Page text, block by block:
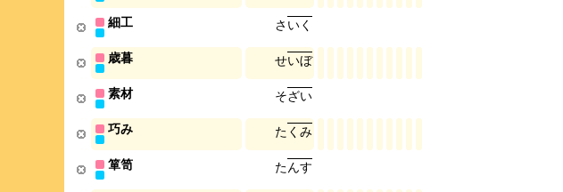
細工 さ いく
歳暮 せいぼ
素材 そざい
巧み た く み
箪笥 たんす